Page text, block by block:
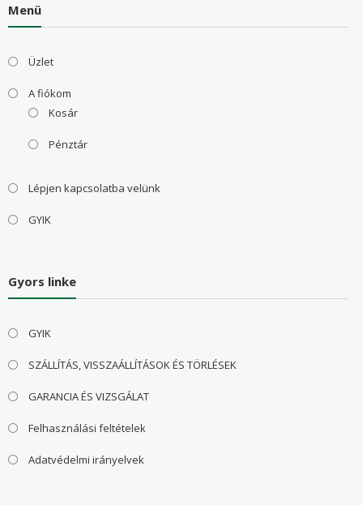
Menü
Üzlet
A fiókom
Kosár
Pénztár
Lépjen kapcsolatba velünk
GYIK
Gyors linke
GYIK
SZÁLLÍTÁS, VISSZAÁLLÍTÁSOK ÉS TÖRLÉSEK
GARANCIA ÉS VIZSGÁLAT
Felhasználási feltételek
Adatvédelmi irányelvek